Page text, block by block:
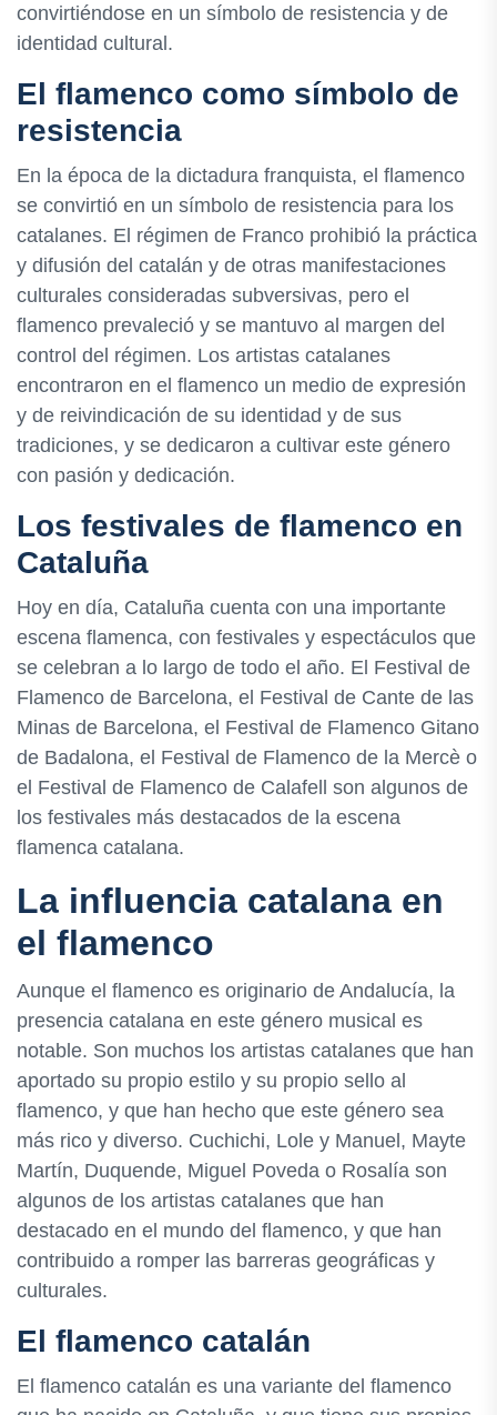
convirtiéndose en un símbolo de resistencia y de
identidad cultural.
El flamenco como símbolo de
resistencia
En la época de la dictadura franquista, el flamenco
se convirtió en un símbolo de resistencia para los
catalanes. El régimen de Franco prohibió la práctica
y difusión del catalán y de otras manifestaciones
culturales consideradas subversivas, pero el
flamenco prevaleció y se mantuvo al margen del
control del régimen. Los artistas catalanes
encontraron en el flamenco un medio de expresión
y de reivindicación de su identidad y de sus
tradiciones, y se dedicaron a cultivar este género
con pasión y dedicación.
Los festivales de flamenco en
Cataluña
Hoy en día, Cataluña cuenta con una importante
escena flamenca, con festivales y espectáculos que
se celebran a lo largo de todo el año. El Festival de
Flamenco de Barcelona, el Festival de Cante de las
Minas de Barcelona, el Festival de Flamenco Gitano
de Badalona, el Festival de Flamenco de la Mercè o
el Festival de Flamenco de Calafell son algunos de
los festivales más destacados de la escena
flamenca catalana.
La influencia catalana en
el flamenco
Aunque el flamenco es originario de Andalucía, la
presencia catalana en este género musical es
notable. Son muchos los artistas catalanes que han
aportado su propio estilo y su propio sello al
flamenco, y que han hecho que este género sea
más rico y diverso. Cuchichi, Lole y Manuel, Mayte
Martín, Duquende, Miguel Poveda o Rosalía son
algunos de los artistas catalanes que han
destacado en el mundo del flamenco, y que han
contribuido a romper las barreras geográficas y
culturales.
El flamenco catalán
El flamenco catalán es una variante del flamenco